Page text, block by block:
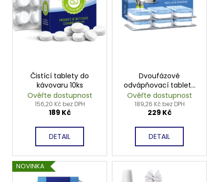
ů
o
d
u
Čistící tablety do
kávovaru 10ks
Ověřte dostupnost
156,20 Kč bez DPH
189 Kč
DETAIL
Dvoufázové
odvápňovací tablety
6ks
Ověřte dostupnost
189,26 Kč bez DPH
229 Kč
DETAIL
NOVINKA
u
e
LEPIDLO
PLAST